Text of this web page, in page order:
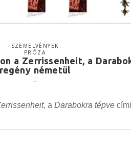
SZEMELVÉNYEK
PRÓZA
a Zerrissenheit, a
regény németül
, a Darabokra tépve